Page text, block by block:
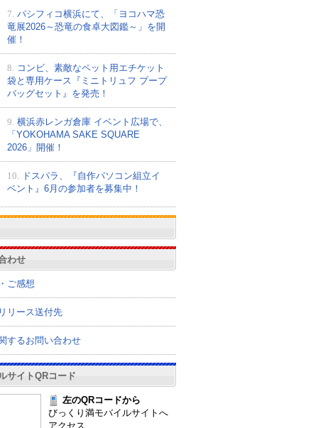
7. パシフィコ横浜にて、「ヨコハマ恐
竜展2026～恐竜の食卓大図鑑～」を開
催！
8.
コンビ、素敵なペット用エチケット
袋と専用ケース『ミニトリュフ プープ
バッグセット』を発売！
9. 横浜赤レンガ倉庫 イベント広場で、
「YOKOHAMA SAKE SQUARE
2026」開催！
10.
ドスパラ、『自作パソコン組立イ
ベント』6月の参加者を募集中！
わせ
ご感想
リース送付先
するお問い合わせ
サイトQRコード
左のQRコードから
びっくり満モバイルサイトへ
アクセス